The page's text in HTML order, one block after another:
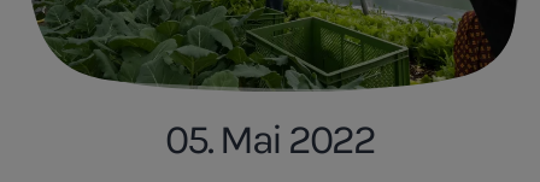
05. Mai 2022